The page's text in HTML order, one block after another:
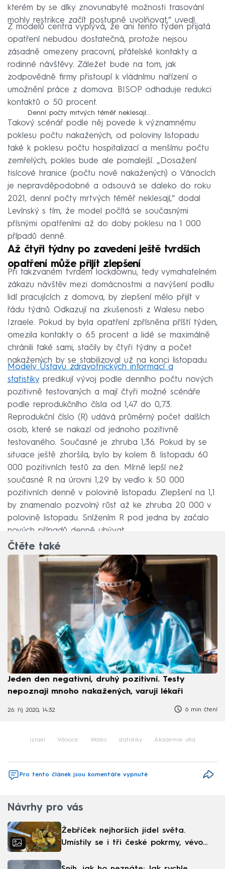
kterém by se díky znovunabyté možnosti trasování
mohly restrikce začít postupně uvolňovat,“ uvedl.
Z modelů centra vyplývá, že ani tento týden přijatá
opatření nebudou dostatečná, protože nejsou
zásadně omezeny pracovní, přátelské kontakty a
rodinné návštěvy. Záležet bude na tom, jak
zodpovědně firmy přistoupí k vládnímu nařízení o
umožnění práce z domova. BISOP odhaduje redukci
kontaktů o 50 procent.
Denní počty mrtvých téměř neklesají...
Takový scénář podle něj povede k významnému
poklesu počtu nakažených, od poloviny listopadu
také k poklesu počtu hospitalizací a menšímu počtu
zemřelých, pokles bude ale pomalejší. „Dosažení
tisícové hranice (počtu nově nakažených) o Vánocích
je nepravděpodobné a odsouvá se daleko do roku
2021, denní počty mrtvých téměř neklesají,“ dodal
Levínský s tím, že model počítá se současnými
přísnými opatřeními až do doby poklesu na 1 000
případů denně.
Až čtyři týdny po zavedení ještě tvrdších
opatření může přijít zlepšení
Při takzvaném tvrdém lockdownu, tedy vymahatelném
zákazu návštěv mezi domácnostmi a navýšení podílu
lidí pracujících z domova, by zlepšení mělo přijít v
řádu týdnů. Odkazují na zkušenosti z Walesu nebo
Izraele. Pokud by byla opatření zpřísněna příští týden,
omezila kontakty o 65 procent a lidé se maximálně
chránili také sami, stačily by čtyři týdny a počet
nakažených by se stabilizoval už na konci listopadu.
Modely Ústavu zdravotnických informací a
statistikypredikují vývoj podle denního počtu nových
pozitivně testovaných a mají čtyři možné scénáře
podle reprodukčního čísla od 1,47 do 0,73.
Reprodukční číslo (R) udává průměrný počet dalších
osob, které se nakazí od jednoho pozitivně
testovaného. Současné je zhruba 1,36. Pokud by se
situace ještě zhoršila, bylo by kolem 8. listopadu 60
000 pozitivních testů za den. Mírně lepší než
současné R na úrovni 1,29 by vedlo k 50 000
pozitivních denně v polovině listopadu. Zlepšení na 1,1
by znamenalo pozvolný růst až ke zhruba 20 000 v
polovině listopadu. Snížením R pod jedna by začalo
nových případů denně ubývat.
Čtěte také
Jeden den negativní, druhý pozitivní. Testy
nepoznají mnoho nakažených, varují lékaři
26. říj 2020, 14:32 6 min čtení
Izrael Vánoce Wales statistiky Akademie věd
Pro tento článek jsou komentáře vypnuté
Návrhy pro vás
Žebříček nejhorších jídel světa.
Umístily se i tři české pokrmy, vévodí